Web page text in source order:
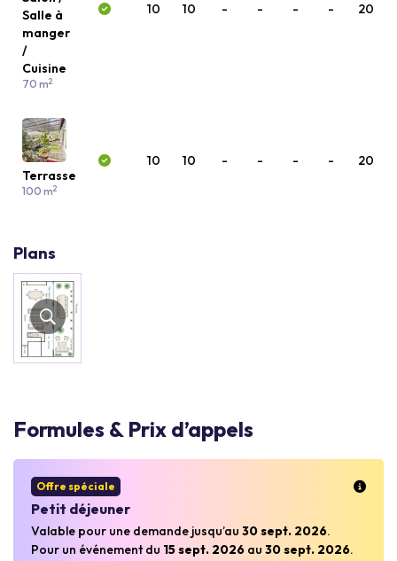
Salle à
manger
/
Cuisine
70 m2
10 10 - - - - 20
Terrasse
100 m2
10 10 - - - - 20
Plans
Formules & Prix d’appels
Offre spéciale
Petit déjeuner
Valable pour une demande jusqu’au 30 sept. 2026.
Pour un événement du 15 sept. 2026 au 30 sept. 2026.